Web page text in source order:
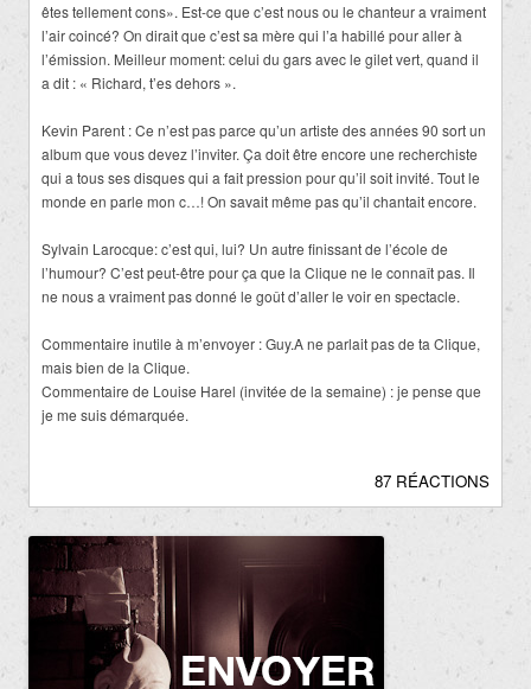
êtes tellement cons». Est-ce que c’est nous ou le chanteur a vraiment
l’air coincé? On dirait que c’est sa mère qui l’a habillé pour aller à
l’émission. Meilleur moment: celui du gars avec le gilet vert, quand il
a dit : « Richard, t’es dehors ».
Kevin Parent : Ce n’est pas parce qu’un artiste des années 90 sort un
album que vous devez l’inviter. Ça doit être encore une recherchiste
qui a tous ses disques qui a fait pression pour qu’il soit invité. Tout le
monde en parle mon c…! On savait même pas qu’il chantait encore.
Sylvain Larocque: c’est qui, lui? Un autre finissant de l’école de
l’humour? C’est peut-être pour ça que la Clique ne le connaît pas. Il
ne nous a vraiment pas donné le goût d’aller le voir en spectacle.
Commentaire inutile à m’envoyer : Guy.A ne parlait pas de ta Clique,
mais bien de la Clique.
Commentaire de Louise Harel (invitée de la semaine) : je pense que
je me suis démarquée.
87 RÉACTIONS